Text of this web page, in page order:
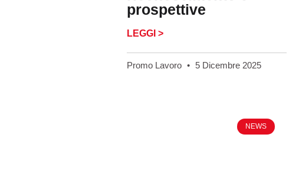
prospettive
LEGGI >
Promo Lavoro 5 Dicembre 2025
NEWS